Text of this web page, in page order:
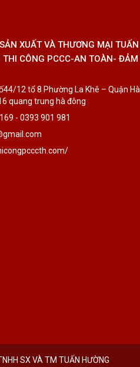
XUẤT VÀ THƯƠNG MẠI TUẤN
THI CÔNG PCCC-AN TOÀN- ĐẢM
12 tổ 8 Phường La Khê – Quận Hà
quang trung hà đông
- 0393 901 981
SX VÀ TM TUẤN HƯỜNG